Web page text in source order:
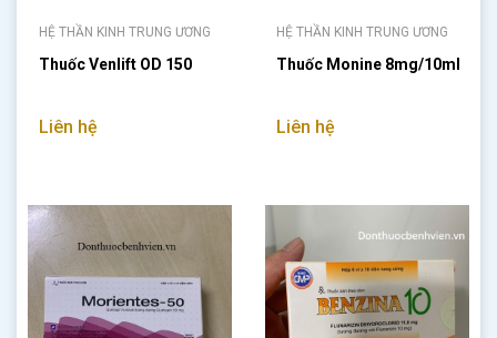
HỆ THẦN KINH TRUNG ƯƠNG
Thuốc Venlift OD 150
Liên hệ
HỆ THẦN KINH TRUNG ƯƠNG
Thuốc Monine 8mg/10ml
Liên hệ